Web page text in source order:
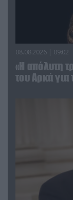
08.08.2026 | 09:02
«Η απόλυτη
του Αρκά